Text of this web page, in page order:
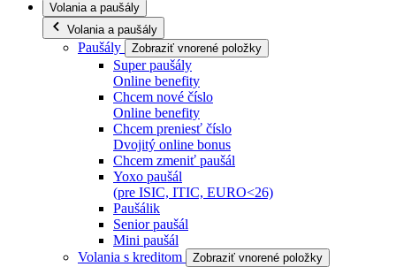
Volania a paušály
Volania a paušály
Paušály Zobraziť vnorené položky
Super paušály
Online benefity
Chcem nové číslo
Online benefity
Chcem preniesť číslo
Dvojitý online bonus
Chcem zmeniť paušál
Yoxo paušál
(pre ISIC, ITIC, EURO<26)
Paušálik
Senior paušál
Mini paušál
Volania s kreditom
Zobraziť vnorené položky